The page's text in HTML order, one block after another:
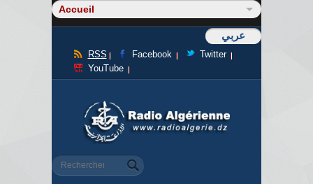
عربي
RSS Facebook
Twitter
YouTube
Formulaire de recherche
Rechercher